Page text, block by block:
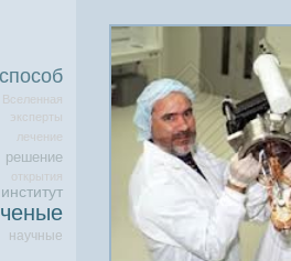
способ
Вселенная
эксперты
лечение
решение
открытия
институт
научные